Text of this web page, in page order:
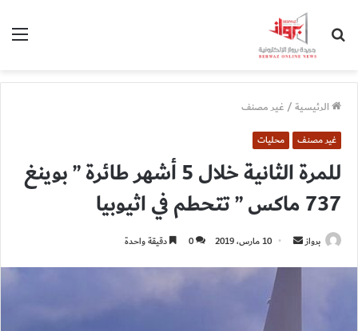
الرئيسية/غير مصنف
غير مصنف محليات
للمرة الثانية خلال 5 أشهر طائرة ” بوينغ
737 ماكس ” تتحطم في اثيوبيا
برواز
أرسل
إلكترونيا
10 مارس، 2019 0 دقيقة واحدة